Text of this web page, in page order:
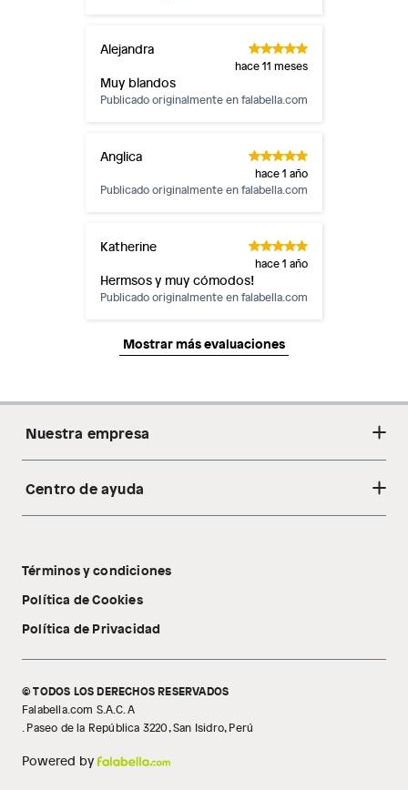
Alejandra
hace 11 meses
Muy blandos
Publicado originalmente enfalabella.com
Anglica
hace 1 año
Publicado originalmente enfalabella.com
Katherine
hace 1 año
Hermsos y muy cómodos!
Publicado originalmente enfalabella.com
Mostrar más evaluaciones
Nuestra empresa
Acerca de nosotros
Tecnología Pillow Walk
Centro de ayuda
Libro de reclamaciones
Términos y condiciones
Política de Cookies
Política de Privacidad
© TODOS LOS DERECHOS RESERVADOS
Falabella.com S.A.C. A
. Paseo de la República 3220, San Isidro, Perú
Powered by